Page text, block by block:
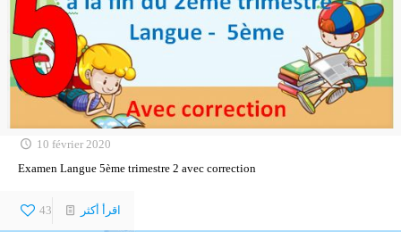
10 février 2020
Examen Langue 5ème trimestre 2 avec correction
43 اقرأ أكثر